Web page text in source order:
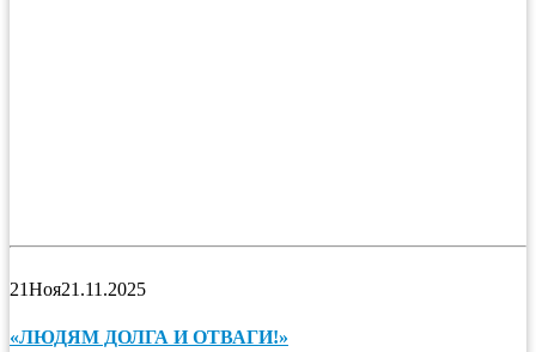
21Ноя21.11.2025
«ЛЮДЯМ ДОЛГА И ОТВАГИ!»